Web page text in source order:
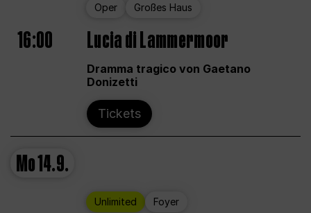
Oper Großes Haus
16:00 Lucia di Lammermoor
Dramma tragico von Gaetano
Donizetti
Tickets
Mo14.9.
Unlimited Foyer